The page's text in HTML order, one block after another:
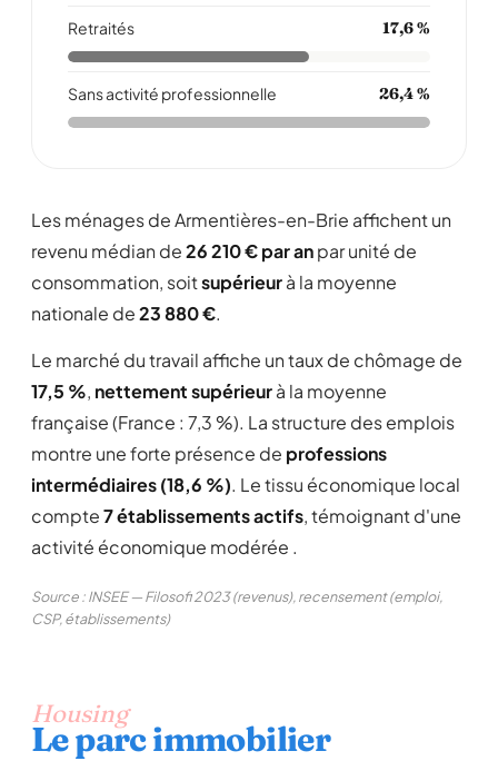
Retraités 17,6 %
Sans activité professionnelle 26,4 %
Les ménages de Armentières-en-Brie affichent un
revenu médian de26 210 € par anpar unité de
consommation, soitsupérieurà la moyenne
nationale de23 880 €.
Le marché du travail affiche un taux de chômage de
17,5 %, nettement supérieurà la moyenne
française (France : 7,3 %). La structure des emplois
montre une forte présence de professions
intermédiaires (18,6 %). Le tissu économique local
compte7 établissements actifs, témoignant d'une
activité économique modérée .
Source : INSEE — Filosofi 2023 (revenus), recensement (emploi,
CSP, établissements)
Housing
Le parc immobilier